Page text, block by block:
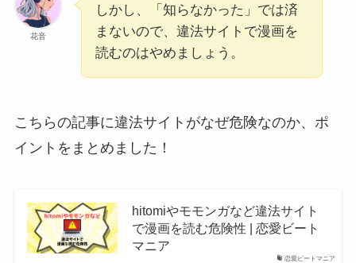
花音
しかし、「知らなかった」では済
まないので、違法サイトで漫画を
読むのはやめましょう。
こちらの記事に違法サイトがなぜ危険なのか、ポ
イントをまとめました！
恋愛ビートマニア
hitomiやモモンガなど違法サイト
で漫画を読む危険性 | 恋愛ビート
マニア